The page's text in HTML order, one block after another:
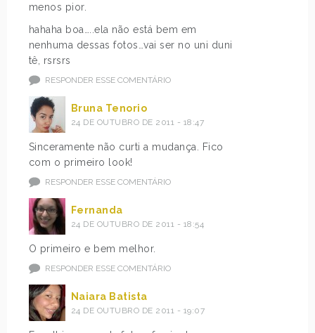
menos pior.
hahaha boa…..ela não está bem em
nenhuma dessas fotos…vai ser no uni duni
tê, rsrsrs
RESPONDER ESSE COMENTÁRIO
Bruna Tenorio
24 DE OUTUBRO DE 2011 - 18:47
Sinceramente não curti a mudança. Fico
com o primeiro look!
RESPONDER ESSE COMENTÁRIO
Fernanda
24 DE OUTUBRO DE 2011 - 18:54
O primeiro e bem melhor.
RESPONDER ESSE COMENTÁRIO
Naiara Batista
24 DE OUTUBRO DE 2011 - 19:07